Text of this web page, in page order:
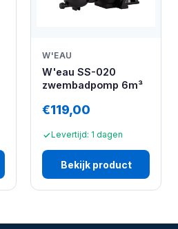
W'EAU
W'eau SS-020
zwembadpomp 6m³
€119,00
Levertijd: 1 dagen
Bekijk product